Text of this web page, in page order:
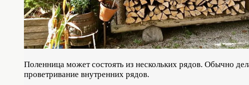
Поленница может состоять из нескольких рядов. Обычно
проветривание внутренних рядов.